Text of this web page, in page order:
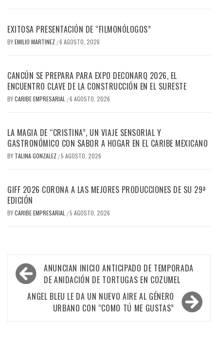
EXITOSA PRESENTACIÓN DE “FILMONÓLOGOS”
BYEMILIO MARTINEZ /6 AGOSTO, 2026
CANCÚN SE PREPARA PARA EXPO DECONARQ 2026, EL
ENCUENTRO CLAVE DE LA CONSTRUCCIÓN EN EL SURESTE
BYCARIBE EMPRESARIAL /6 AGOSTO, 2026
LA MAGIA DE “CRISTINA”, UN VIAJE SENSORIAL Y
GASTRONÓMICO CON SABOR A HOGAR EN EL CARIBE MEXICANO
BY TALINA GONZALEZ /5 AGOSTO, 2026
GIFF 2026 CORONA A LAS MEJORES PRODUCCIONES DE SU 29ª
EDICIÓN
BYCARIBE EMPRESARIAL /5 AGOSTO, 2026
Navegación
de
entradas
ANUNCIAN INICIO ANTICIPADO DE TEMPORADA
DE ANIDACIÓN DE TORTUGAS EN COZUMEL
ANGEL BLEU LE DA UN NUEVO AIRE AL GÉNERO
URBANO CON “COMO TÚ ME GUSTAS”